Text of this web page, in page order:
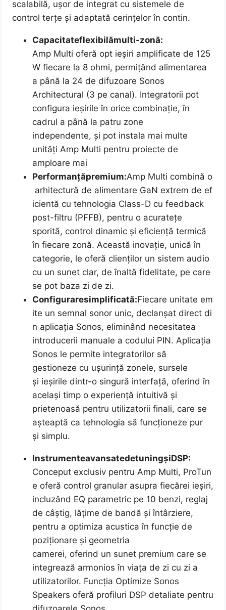
scalabilă, ușor de integrat cu sistemele de
control terțe și adaptată cerințelor în contin.
Capacitateflexibilămulti-zonă:
Amp Multi oferă opt ieșiri amplificate de 125
W fiecare la 8 ohmi, permițând alimentarea
a până la 24 de difuzoare Sonos
Architectural (3 pe canal). Integratorii pot
configura ieșirile în orice combinație, în
cadrul a până la patru zone
independente, și pot instala mai multe
unități Amp Multi pentru proiecte de
amploare mai
Performanțăpremium:Amp Multi combină o
arhitectură de alimentare GaN extrem de ef
icientă cu tehnologia Class-D cu feedback
post-filtru (PFFB), pentru o acuratețe
sporită, control dinamic și eficiență termică
în fiecare zonă. Această inovație, unică în
categorie, le oferă clienților un sistem audio
cu un sunet clar, de înaltă fidelitate, pe care
se pot baza zi de zi.
Configuraresimplificată:Fiecare unitate em
ite un semnal sonor unic, declanșat direct di
n aplicația Sonos, eliminând necesitatea
introducerii manuale a codului PIN. Aplicația
Sonos le permite integratorilor să
gestioneze cu ușurință zonele, sursele
și ieșirile dintr-o singură interfață, oferind în
același timp o experiență intuitivă și
prietenoasă pentru utilizatorii finali, care se
așteaptă ca tehnologia să funcționeze pur
și simplu.
InstrumenteavansatedetuningșiDSP:
Conceput exclusiv pentru Amp Multi, ProTun
e oferă control granular asupra fiecărei ieșiri,
incluzând EQ parametric pe 10 benzi, reglaj
de câștig, lățime de bandă și întârziere,
pentru a optimiza acustica în funcție de
poziționare și geometria
camerei, oferind un sunet premium care se
integrează armonios în viața de zi cu zi a
utilizatorilor. Funcția Optimize Sonos
Speakers oferă profiluri DSP detaliate pentru